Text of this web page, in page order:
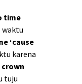
time
waktu
‘cause
karena
crown
tuju